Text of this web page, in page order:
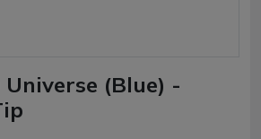
(Blue) -